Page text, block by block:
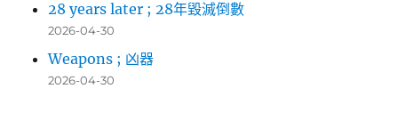
28 years later ; 28年毀滅倒數
2026-04-30
Weapons ; 凶器
2026-04-30